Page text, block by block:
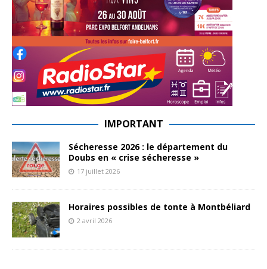
IMPORTANT
Sécheresse 2026 : le département du
Doubs en « crise sécheresse »
17 juillet 2026
Horaires possibles de tonte à Montbéliard
2 avril 2026